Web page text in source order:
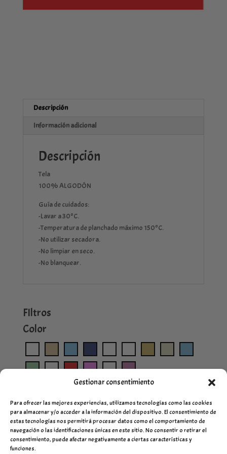
Gestionar consentimiento
Para ofrecer las mejores experiencias, utilizamos tecnologías como las cookies
para almacenar y/o acceder a la información del dispositivo. El consentimiento de
estas tecnologías nos permitirá procesar datos como el comportamiento de
navegación o las identificaciones únicas en este sitio. No consentir o retirar el
consentimiento, puede afectar negativamente a ciertas características y
funciones.
Descripción
Información adicional
Descripción
Tela
100% ALGODÓN
Guía de cuidados:
-Lavar a 30ºC.
-Temperatura de planchado máximo 150ºC.
-No utilizar secadora.
-No limpiar en seco.
-No blanquear.
FIltros
Color